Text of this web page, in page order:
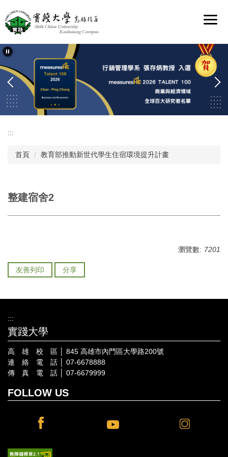
到
主
內
區
:::
首頁 教育部推動新世代學生住宿環境提升計畫
整建宿舍2
瀏覽數: 7201
友善列印 分享
:::
實踐大學
高 雄 校 區 │ 845 高雄市內門區大學路200號
連 絡 電 話 │ 07-6678888
傳 真 電 話 │ 07-6679999
FOLLOW US